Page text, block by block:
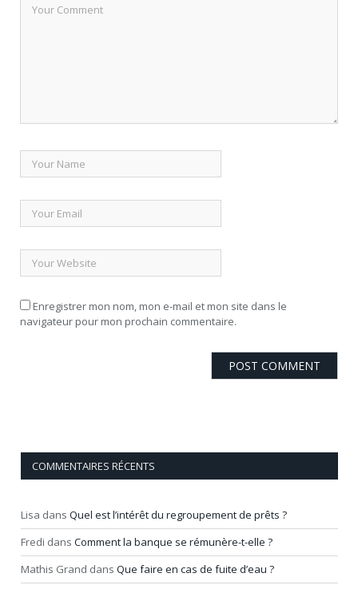
Enregistrer mon nom, mon e-mail et mon site dans le
navigateur pour mon prochain commentaire.
COMMENTAIRES RÉCENTS
Lisa dans Quel est l’intérêt du regroupement de prêts ?
Fredi dans Comment la banque se rémunère-t-elle ?
Mathis Grand dans Que faire en cas de fuite d’eau ?